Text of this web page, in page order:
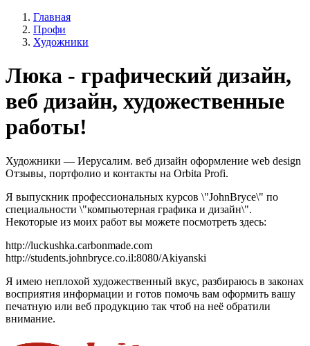
Главная
Профи
Художники
Люка - графический дизайн,
веб дизайн, художественные
работы!
Художники — Иерусалим. веб дизайн оформление web design
Отзывы, портфолио и контакты на Orbita Profi.
Я выпускник профессиональных курсов \"JohnBryce\" по
специальности \"компьютерная графика и дизайн\".
Некоторые из моих работ вы можете посмотреть здесь:
http://luckushka.carbonmade.com
http://students.johnbryce.co.il:8080/Akiyanski
Я имею неплохой художественный вкус, разбираюсь в законах
восприятия информации и готов помочь вам оформить вашу
печатную или веб продукцию так чтоб на неё обратили
внимание.